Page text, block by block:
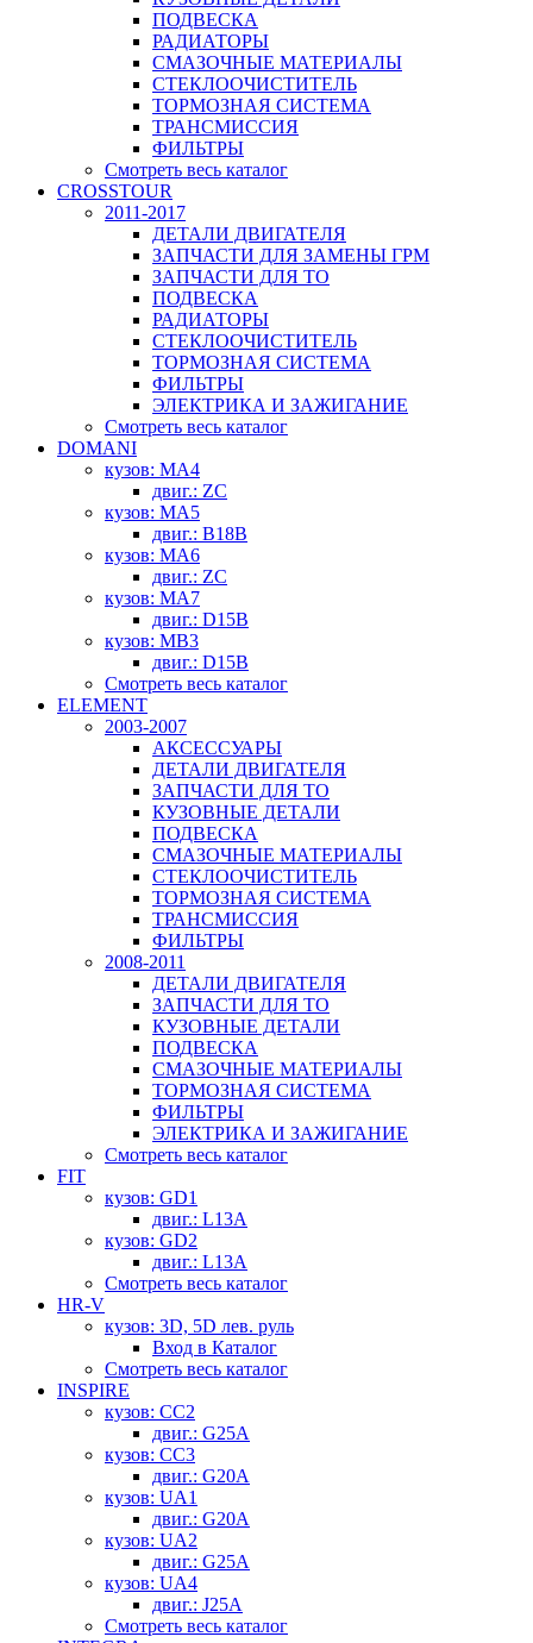
ПОДВЕСКА
РАДИАТОРЫ
СМАЗОЧНЫЕ МАТЕРИАЛЫ
СТЕКЛООЧИСТИТЕЛЬ
ТОРМОЗНАЯ СИСТЕМА
ТРАНСМИССИЯ
ФИЛЬТРЫ
Смотреть весь каталог
CROSSTOUR
2011-2017
ДЕТАЛИ ДВИГАТЕЛЯ
ЗАПЧАСТИ ДЛЯ ЗАМЕНЫ ГРМ
ЗАПЧАСТИ ДЛЯ ТО
ПОДВЕСКА
РАДИАТОРЫ
СТЕКЛООЧИСТИТЕЛЬ
ТОРМОЗНАЯ СИСТЕМА
ФИЛЬТРЫ
ЭЛЕКТРИКА И ЗАЖИГАНИЕ
Смотреть весь каталог
DOMANI
кузов: MA4
двиг.: ZC
кузов: MA5
двиг.: B18B
кузов: MA6
двиг.: ZC
кузов: MA7
двиг.: D15B
кузов: MB3
двиг.: D15B
Смотреть весь каталог
ELEMENT
2003-2007
АКСЕССУАРЫ
ДЕТАЛИ ДВИГАТЕЛЯ
ЗАПЧАСТИ ДЛЯ ТО
КУЗОВНЫЕ ДЕТАЛИ
ПОДВЕСКА
СМАЗОЧНЫЕ МАТЕРИАЛЫ
СТЕКЛООЧИСТИТЕЛЬ
ТОРМОЗНАЯ СИСТЕМА
ТРАНСМИССИЯ
ФИЛЬТРЫ
2008-2011
ДЕТАЛИ ДВИГАТЕЛЯ
ЗАПЧАСТИ ДЛЯ ТО
КУЗОВНЫЕ ДЕТАЛИ
ПОДВЕСКА
СМАЗОЧНЫЕ МАТЕРИАЛЫ
ТОРМОЗНАЯ СИСТЕМА
ФИЛЬТРЫ
ЭЛЕКТРИКА И ЗАЖИГАНИЕ
Смотреть весь каталог
FIT
кузов: GD1
двиг.: L13A
кузов: GD2
двиг.: L13A
Смотреть весь каталог
HR-V
кузов: 3D, 5D лев. руль
Вход в Каталог
Смотреть весь каталог
INSPIRE
кузов: CC2
двиг.: G25A
кузов: CC3
двиг.: G20A
кузов: UA1
двиг.: G20A
кузов: UA2
двиг.: G25A
кузов: UA4
двиг.: J25A
Смотреть весь каталог